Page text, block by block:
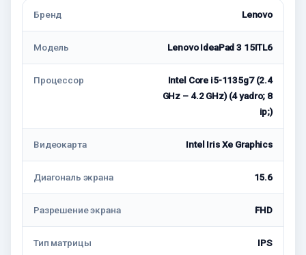
Бренд Lenovo
Модель Lenovo IdeaPad 3 15ITL6
Процессор
Intel Core i5-1135g7 (2.4
GHz – 4.2 GHz) (4 yadro; 8
ip;)
Видеокарта Intel Iris Xe Graphics
Диагональ экрана 15.6
Разрешение экрана FHD
Тип матрицы IPS